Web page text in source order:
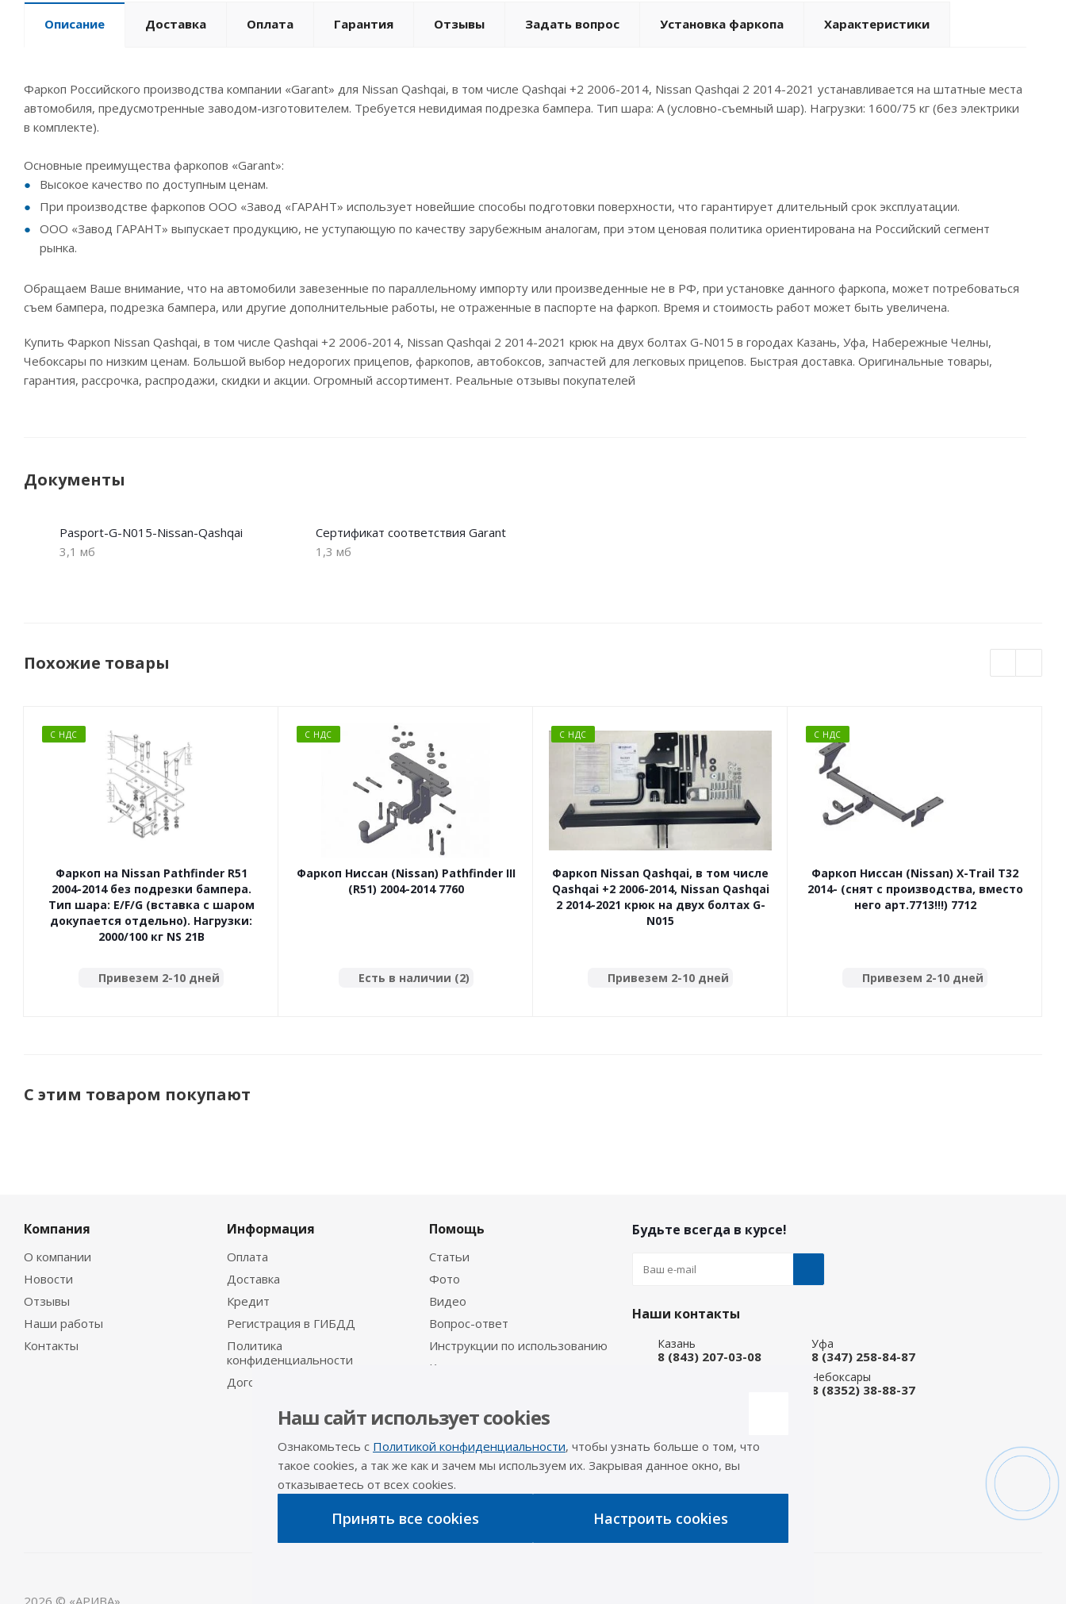
Описание Доставка Оплата Гарантия Отзывы Задать вопрос Установка фаркопа Характеристики
Фаркоп Российского производства компании «Garant» для Nissan Qashqai, в том числе Qashqai +2 2006-2014, Nissan Qashqai 2 2014-2021 устанавливается на штатные места
автомобиля, предусмотренные заводом-изготовителем. Требуется невидимая подрезка бампера. Тип шара: А (условно-съемный шар). Нагрузки: 1600/75 кг (без электрики
в комплекте).
Основные преимущества фаркопов «Garant»:
Высокое качество по доступным ценам.
При производстве фаркопов ООО «Завод «ГАРАНТ» использует новейшие способы подготовки поверхности, что гарантирует длительный срок эксплуатации.
ООО «Завод ГАРАНТ» выпускает продукцию, не уступающую по качеству зарубежным аналогам, при этом ценовая политика ориентирована на Российский сегмент
рынка.
Обращаем Ваше внимание, что на автомобили завезенные по параллельному импорту или произведенные не в РФ, при установке данного фаркопа, может потребоваться
съем бампера, подрезка бампера, или другие дополнительные работы, не отраженные в паспорте на фаркоп. Время и стоимость работ может быть увеличена.
Купить Фаркоп Nissan Qashqai, в том числе Qashqai +2 2006-2014, Nissan Qashqai 2 2014-2021 крюк на двух болтах G-N015 в городах Казань, Уфа, Набережные Челны,
Чебоксары по низким ценам. Большой выбор недорогих прицепов, фаркопов, автобоксов, запчастей для легковых прицепов. Быстрая доставка. Оригинальные товары,
гарантия, рассрочка, распродажи, скидки и акции. Огромный ассортимент. Реальные отзывы покупателей
Документы
Pasport-G-N015-Nissan-Qashqai
3,1 мб
Сертификат соответствия Garant
1,3 мб
Похожие товары
С НДС
Фаркоп на Nissan Pathfinder R51
2004-2014 без подрезки бампера.
Тип шара: E/F/G (вставка с шаром
докупается отдельно). Нагрузки:
2000/100 кг NS 21B
Привезем 2-10 дней
С НДС
Фаркоп Ниссан (Nissan) Pathfinder III
(R51) 2004-2014 7760
Есть в наличии (2)
С НДС
Фаркоп Nissan Qashqai, в том числе
Qashqai +2 2006-2014, Nissan Qashqai
2 2014-2021 крюк на двух болтах G-
N015
Привезем 2-10 дней
С НДС
Фаркоп Ниссан (Nissan) X-Trail T32
2014- (снят с производства, вместо
него арт.7713!!!) 7712
Привезем 2-10 дней
С этим товаром покупают
Компания
О компании
Новости
Отзывы
Наши работы
Контакты
Информация
Оплата
Доставка
Кредит
Регистрация в ГИБДД
Политика
конфиденциальности
Договор-оферта
Помощь
Статьи
Фото
Видео
Вопрос-ответ
Инструкции по использованию
Каталог производителя
Будьте всегда в курсе!
Наши контакты
Казань
8 (843) 207-03-08
Уфа
8 (347) 258-84-87
Чебоксары
8 (8352) 38-88-37
info@a-pricep.ru
Наш сайт использует cookies
Ознакомьтесь с Политикой конфиденциальности, чтобы узнать больше о том, что
такое cookies, а так же как и зачем мы используем их. Закрывая данное окно, вы
отказываетесь от всех cookies.
Принять все cookies Настроить cookies